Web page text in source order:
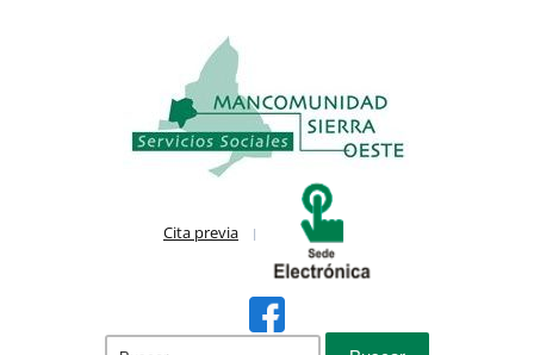
Cita previa
Buscar: